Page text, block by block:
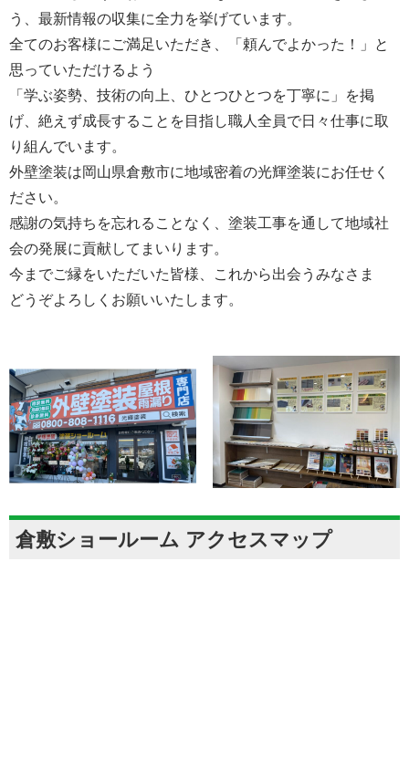
う、最新情報の収集に全力を挙げています。
全てのお客様にご満足いただき、「頼んでよかった！」と
思っていただけるよう
「学ぶ姿勢、技術の向上、ひとつひとつを丁寧に」を掲
げ、絶えず成長することを目指し職人全員で日々仕事に取
り組んでいます。
外壁塗装は岡山県倉敷市に地域密着の光輝塗装にお任せく
ださい。
感謝の気持ちを忘れることなく、塗装工事を通して地域社
会の発展に貢献してまいります。
今までご縁をいただいた皆様、これから出会うみなさま
どうぞよろしくお願いいたします。
倉敷ショールーム アクセスマップ